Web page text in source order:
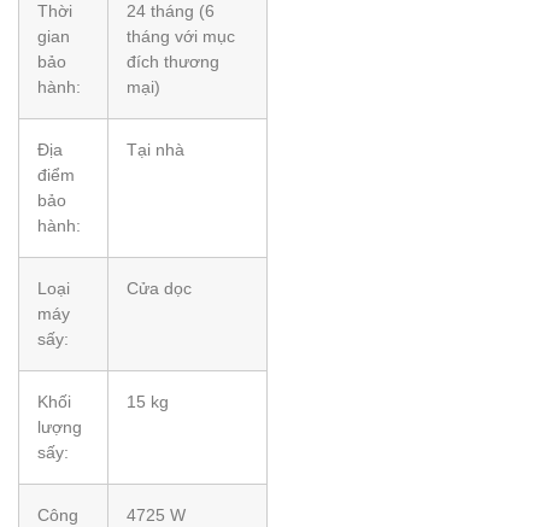
Thời
gian
bảo
hành:
24 tháng (6
tháng với mục
đích thương
mại)
Địa
điểm
bảo
hành:
Tại nhà
Loại
máy
sấy:
Cửa dọc
Khối
lượng
sấy:
15 kg
Công
4725 W